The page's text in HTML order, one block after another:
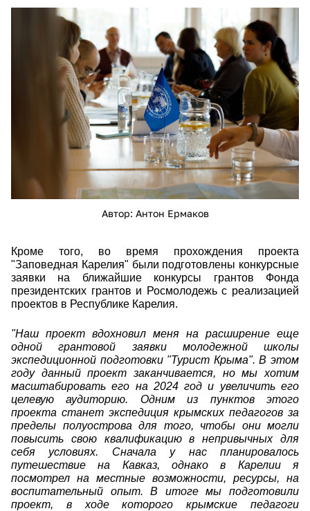
ermakov_anton_18.jpg
Автор: Антон Ермаков
Кроме того, во время прохождения проекта
"Заповедная Карелия" были подготовлены конкурсные
заявки на ближайшие конкурсы грантов Фонда
президентских грантов и Росмолодежь с реализацией
проектов в Республике Карелия.
"Наш проект вдохновил меня на расширение еще
одной грантовой заявки молодежной школы
экспедиционной подготовки "Турист Крыма". В этом
году данный проект заканчивается, но мы хотим
масштабировать его на 2024 год и увеличить его
целевую аудиторию. Одним из пунктов этого
проекта станет экспедиция крымских педагогов за
пределы полуострова для того, чтобы они могли
повысить свою квалификацию в непривычных для
себя условиях. Сначала у нас планировалось
путешествие на Кавказ, однако в Карелии я
посмотрел на местные возможности, ресурсы, на
воспитательный опыт. В итоге мы подготовили
проект, в ходе которого крымские педагоги